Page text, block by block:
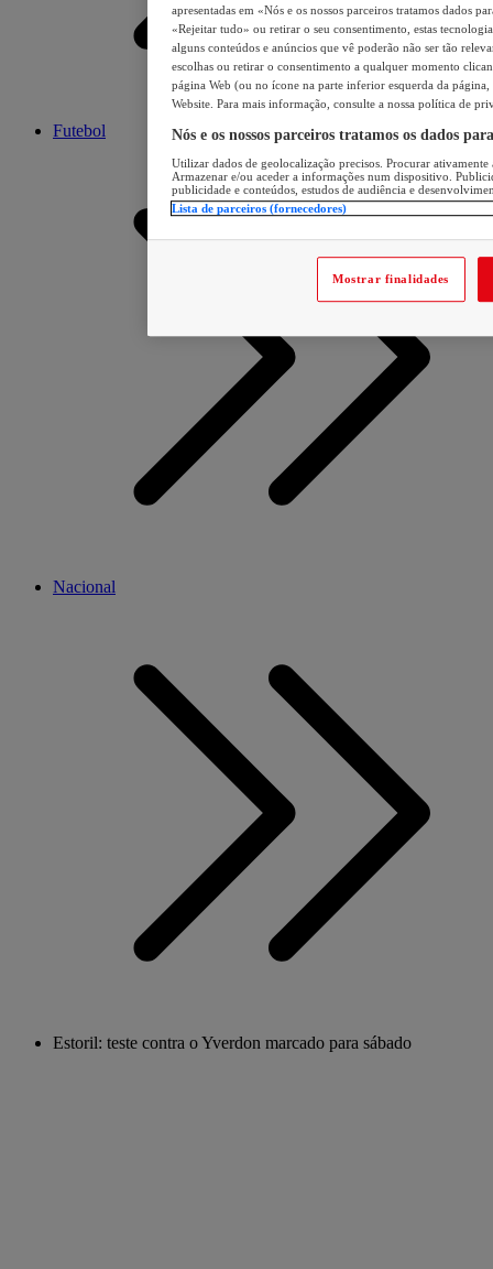
Futebol
Nacional
Estoril: teste contra o Yverdon marcado para sábado
apresentadas em «Nós e os nossos parceiros tratamos dados
«Rejeitar tudo» ou retirar o seu consentimento, estas
alguns conteúdos e anúncios que vê poderão não ser tão
escolhas ou retirar o consentimento a qualquer momento
página Web (ou no ícone na parte inferior esquerda da página,
Website. Para mais informação, consulte a nossa política de
Nós e os nossos parceiros tratamos os dados
Utilizar dados de geolocalização precisos. Procurar
Armazenar e/ou aceder a informações num dispositivo.
publicidade e conteúdos, estudos de audiência e
Lista de parceiros (fornecedores)
Mostrar finalidades